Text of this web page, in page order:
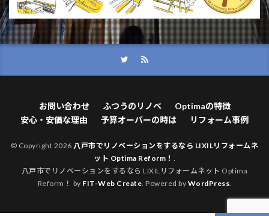
お問い合わせ ふつうのリノベ
Optimaの特徴
安心・安価な理由
予算オーバーの時は リフォーム事例
© Copyright 2026 八戸市でリノベーションをするなら LIXILリフォームネ
ット Optima Reform！
八戸市でリノベーションをするなら LIXILリフォームネット Optima
Reform！ by FIT-Web Create . Powered by WordPress